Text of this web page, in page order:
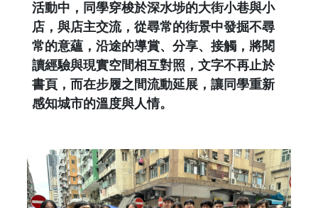
活動中，同學穿梭於深水埗的大街小巷與小
店，與店主交流，從尋常的街景中發掘不尋
常的意蘊，沿途的導賞、分享、接觸，將閱
讀經驗與現實空間相互對照，文字不再止於
書頁，而在步履之間流動延展，讓同學重新
感知城市的溫度與人情。